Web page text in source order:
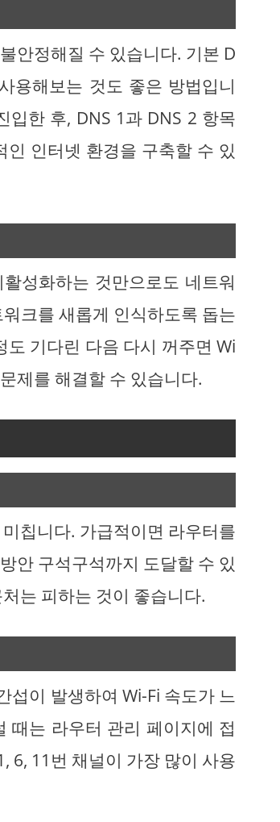
안정해질 수 있습니다. 기본 D
용해보는 것도 좋은 방법입니
입한 후, DNS 1과 DNS 2 항목
인터넷 환경을 구축할 수 있
성화하는 것만으로도 네트워
크를 새롭게 인식하도록 돕는
기다린 다음 다시 꺼주면 Wi
제를 해결할 수 있습니다.
칩니다. 가급적이면 라우터를
안 구석구석까지 도달할 수 있
는 피하는 것이 좋습니다.
섭이 발생하여 Wi-Fi 속도가 느
때는 라우터 관리 페이지에 접
6, 11번 채널이 가장 많이 사용